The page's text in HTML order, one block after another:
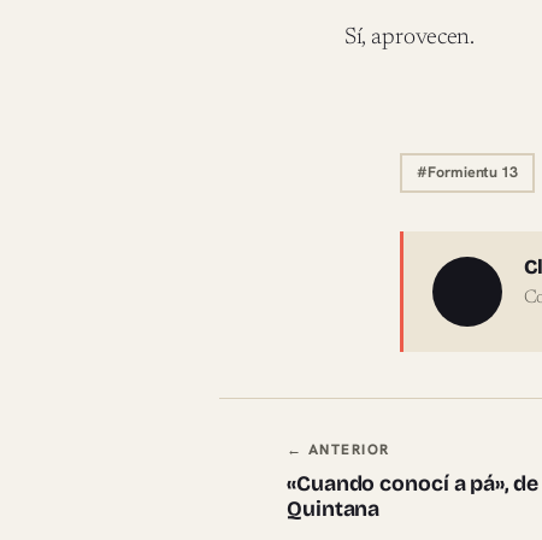
Sí, aprovecen.
#Formientu 13
Navegación
← ANTERIOR
«Cuando conocí a pá»,
Quintana